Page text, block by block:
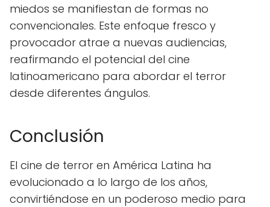
miedos se manifiestan de formas no
convencionales. Este enfoque fresco y
provocador atrae a nuevas audiencias,
reafirmando el potencial del cine
latinoamericano para abordar el terror
desde diferentes ángulos.
Conclusión
El cine de terror en América Latina ha
evolucionado a lo largo de los años,
convirtiéndose en un poderoso medio para